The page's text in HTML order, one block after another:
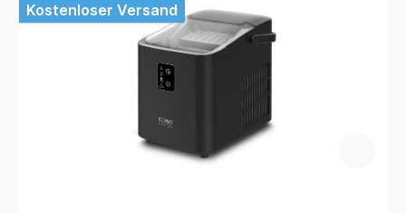
Kostenloser Versand